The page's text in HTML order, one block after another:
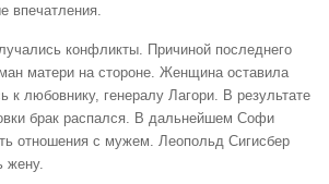
впечатления.
конфликты. Причиной последнего
матери на стороне. Женщина оставила
к любовнику, генералу Лагори. В результате
брак распался. В дальнейшем Софи
отношения с мужем. Леопольд Сигисбер
жену.